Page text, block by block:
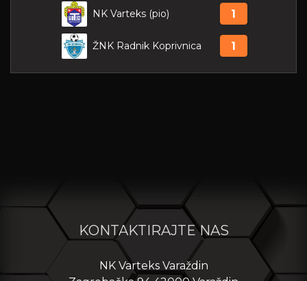
NK Varteks (pio) 1
ŽNK Radnik Koprivnica 1
KONTAKTIRAJTE NAS
NK Varteks Varaždin